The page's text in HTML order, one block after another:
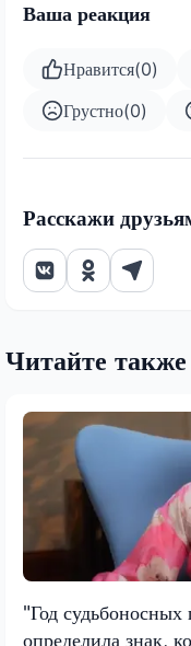
Ваша реакция
Нравится(0)
Грустно(0)
Расскажи
Читайте также
"Год
определила знак,